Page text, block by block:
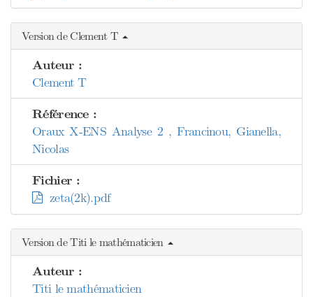
Version de Clement T
Auteur :
Clement T
Référence :
Oraux X-ENS Analyse 2 , Francinou, Gianella,
Nicolas
Fichier :
zeta(2k).pdf
Version de Titi le mathématicien
Auteur :
Titi le mathématicien